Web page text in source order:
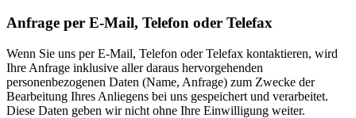
Anfrage per E-Mail, Telefon oder Telefax
Wenn Sie uns per E-Mail, Telefon oder Telefax kontaktieren, wird
Ihre Anfrage inklusive aller daraus hervorgehenden
personenbezogenen Daten (Name, Anfrage) zum Zwecke der
Bearbeitung Ihres Anliegens bei uns gespeichert und verarbeitet.
Diese Daten geben wir nicht ohne Ihre Einwilligung weiter.